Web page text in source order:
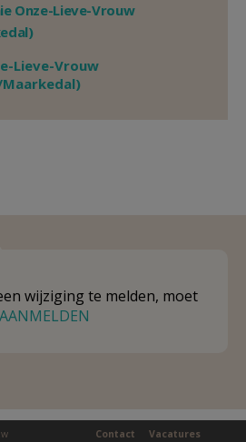
Onze-Lieve-Vrouw
Lieve-Vrouw
wijziging te melden, moet
AANMELDEN
Vacatures
Contact